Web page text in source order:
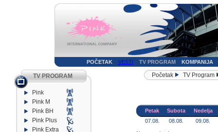
POČETAK VESTI TV PROGRAM KOMPANIJA
TV PROGRAM
Pink
Pink M
Pink BH
Pink Plus
Pink Extra
Početak TV Program
Petak Subota
Nedelja
07.08.
08.08. 09.08.